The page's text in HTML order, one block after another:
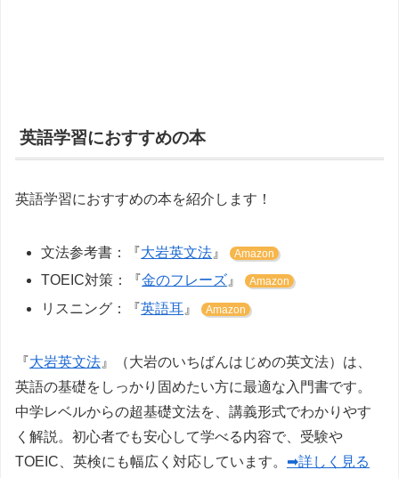
英語学習におすすめの本
英語学習におすすめの本を紹介します！
文法参考書：『大岩英文法 』 Amazon
TOEIC対策：『金のフレーズ』 Amazon
リスニング：『英語耳 』 Amazon
『大岩英文法 』（大岩のいちばんはじめの英文法）は、
英語の基礎をしっかり固めたい方に最適な入門書です。
中学レベルからの超基礎文法を、講義形式でわかりやす
く解説。初心者でも安心して学べる内容で、受験や
TOEIC、英検にも幅広く対応しています。 ➡詳しく見る